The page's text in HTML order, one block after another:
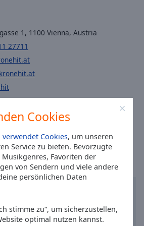
Cookies
verwendet Cookies, um unseren
Service zu bieten. Bevorzugte
Favoriten der
von Sendern und viele andere
persönlichen Daten
stimme zu“, um sicherzustellen,
optimal nutzen kannst.
One
1, 1100 Vienna, Austria
27711